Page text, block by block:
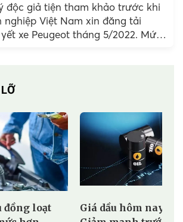
độc giả tiện tham khảo trước khi
nghiệp Việt Nam xin đăng tải
xe Peugeot tháng 5/2022. Mức
đồng loạt
Giá dầu hôm nay (5/